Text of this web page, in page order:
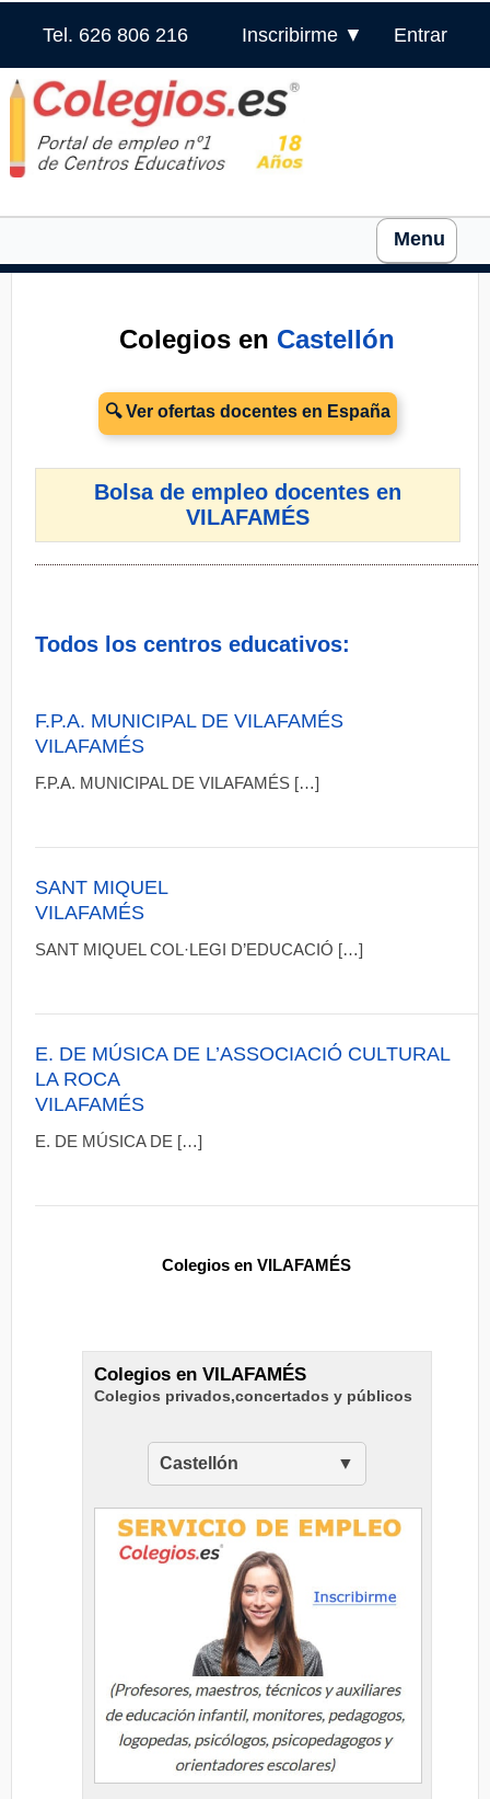
Tel. 626 806 216 Inscribirme ▼ Entrar
Menu
Colegios en Castellón
🔍 Ver ofertas docentes en España
Bolsa de empleo docentes en
VILAFAMÉS
Todos los centros educativos:
F.P.A. MUNICIPAL DE VILAFAMÉS
VILAFAMÉS
F.P.A. MUNICIPAL DE VILAFAMÉS […]
SANT MIQUEL
VILAFAMÉS
SANT MIQUEL COL·LEGI D’EDUCACIÓ […]
E. DE MÚSICA DE L’ASSOCIACIÓ CULTURAL
LA ROCA
VILAFAMÉS
E. DE MÚSICA DE […]
Colegios en VILAFAMÉS
Colegios en VILAFAMÉS
Colegios privados,concertados y públicos
Castellón